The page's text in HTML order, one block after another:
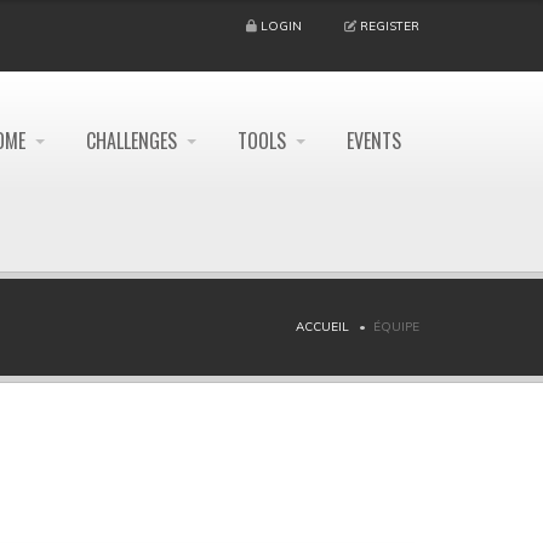
LOGIN REGISTER
CHALLENGES TOOLS EVENTS
ACCUEIL ÉQUIPE